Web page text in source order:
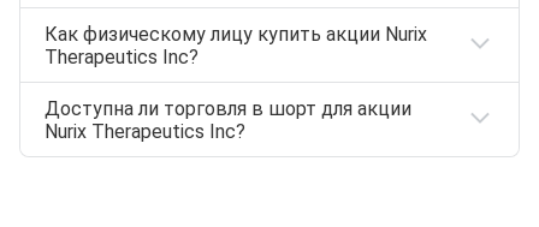
Как физическому лицу купить акции Nurix
Therapeutics Inc?
АкцииNRIXможно приобрести,
открывиндивидуальный инвестиционный счет
(ИИС) или жеброкерский счетна сайте
Доступна ли торговля в шорт для акции
Nurix Therapeutics Inc?